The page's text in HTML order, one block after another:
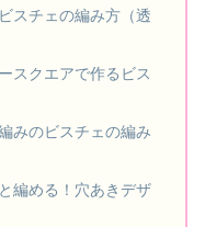
スチェの編み方（透
スクエアで作るビス
みのビスチェの編み
編める！穴あきデザ